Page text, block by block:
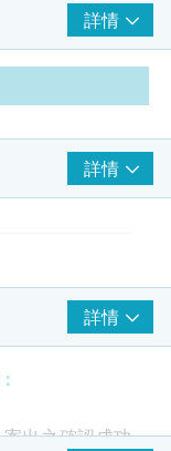
詳情
詳情
詳情
出之確認成功